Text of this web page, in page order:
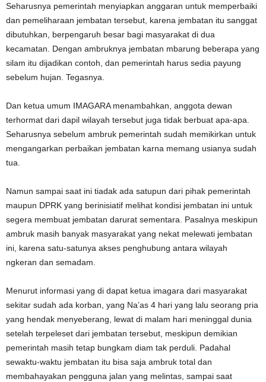
Seharusnya pemerintah menyiapkan anggaran untuk memperbaiki
dan pemeliharaan jembatan tersebut, karena jembatan itu sanggat
dibutuhkan, berpengaruh besar bagi masyarakat di dua
kecamatan. Dengan ambruknya jembatan mbarung beberapa yang
silam itu dijadikan contoh, dan pemerintah harus sedia payung
sebelum hujan. Tegasnya.
Dan ketua umum IMAGARA menambahkan, anggota dewan
terhormat dari dapil wilayah tersebut juga tidak berbuat apa-apa.
Seharusnya sebelum ambruk pemerintah sudah memikirkan untuk
mengangarkan perbaikan jembatan karna memang usianya sudah
tua.
Namun sampai saat ini tiadak ada satupun dari pihak pemerintah
maupun DPRK yang berinisiatif melihat kondisi jembatan ini untuk
segera membuat jembatan darurat sementara. Pasalnya meskipun
ambruk masih banyak masyarakat yang nekat melewati jembatan
ini, karena satu-satunya akses penghubung antara wilayah
ngkeran dan semadam.
Menurut informasi yang di dapat ketua imagara dari masyarakat
sekitar sudah ada korban, yang Na’as 4 hari yang lalu seorang pria
yang hendak menyeberang, lewat di malam hari meninggal dunia
setelah terpeleset dari jembatan tersebut, meskipun demikian
pemerintah masih tetap bungkam diam tak perduli. Padahal
sewaktu-waktu jembatan itu bisa saja ambruk total dan
membahayakan pengguna jalan yang melintas, sampai saat